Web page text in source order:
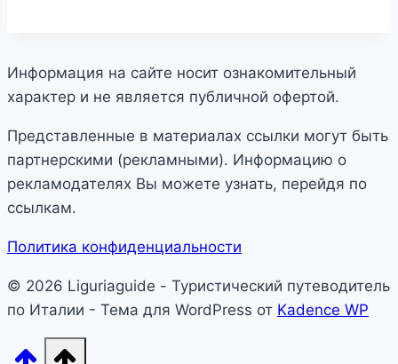
Информация на сайте носит ознакомительный
характер и не является публичной офертой.
Представленные в материалах ссылки могут быть
партнерскими (рекламными). Информацию о
рекламодателях Вы можете узнать, перейдя по
ссылкам.
Политика конфиденциальности
© 2026 Liguriaguide - Туристический путеводитель
по Италии - Тема для WordPress от Kadence WP